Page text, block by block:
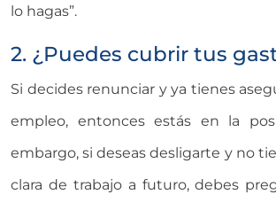
lo hagas”.
2. ¿Puedes cubrir tus
Si decides renunciar y ya tienes
empleo, entonces estás en la
embargo, si deseas desligarte y no
clara de trabajo a futuro, debes